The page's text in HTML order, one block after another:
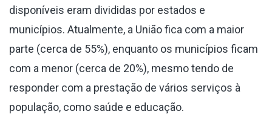
disponíveis eram divididas por estados e
municípios. Atualmente, a União fica com a maior
parte (cerca de 55%), enquanto os municípios ficam
com a menor (cerca de 20%), mesmo tendo de
responder com a prestação de vários serviços à
população, como saúde e educação.